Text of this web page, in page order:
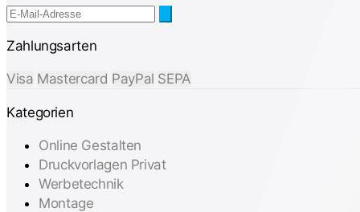
Zahlungsarten
Visa Mastercard PayPal SEPA
Kategorien
Online Gestalten
Druckvorlagen Privat
Werbetechnik
Montage